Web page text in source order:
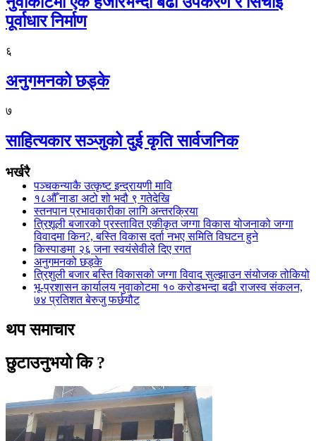
पूर्वाधार निर्माण
६
अनुगमनको छड्के
७
साहित्यकार सञ्जुको दुई कृति सार्वजनिक
भर्खरै
पञ्चकन्याकै उत्कृष्ट इन्द्रायणी मावि
१८औँ नाडा अटो शो भदौ ९ गतेदेखि
स्तनपान प्रभावकारीका लागि अन्तरक्रिया
त्रिशूली बजारको प्रस्तावित एकीकृत जग्गा विकास योजनाको जग्गा
विवादमा किन?, बस्ति विकास दर्ता नभए समिति विघटन हुने
किस्पाङमा २६ जना स्वयंसेवीले दिए रगत
अनुगमनको छड्के
त्रिशुली बजार बस्ति विकासको जग्गा विवाद सुल्झाउन संयोजक तोकियो
भू-प्रशासन कार्यालय नुवाकोटमा १० करोडभन्दा बढी राजस्व संकलन,
७४ प्रतिशत बेरुजु फर्छयौट
थप समाचार
छुटाउनुभयो कि ?